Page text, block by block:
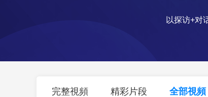
藍海中國
VIP會員 CCTV奧林匹克頻道 生活體育
財經 教育 鄉村振興 生態環境 一
以探访+对
完整視頻 精彩片段 全部視頻